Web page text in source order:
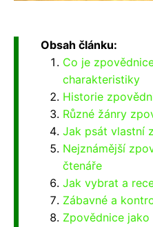
Obsah článku:
Co je
charakteristiky
Historie
Různé žánry
Jak psát vlastní
Nejznámější
čtenáře
Jak vybrat a
Zábavné a
Zpovědnice